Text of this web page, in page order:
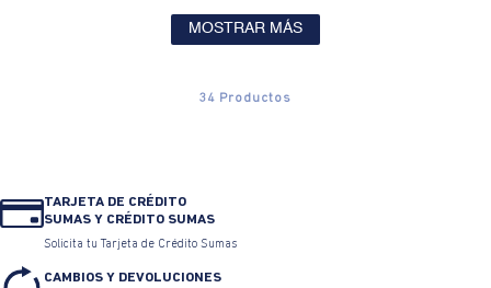
MOSTRAR MÁS
34 Productos
TARJETA DE CRÉDITO
SUMAS Y CRÉDITO SUMAS
Solicita tu Tarjeta de Crédito Sumas
CAMBIOS Y DEVOLUCIONES